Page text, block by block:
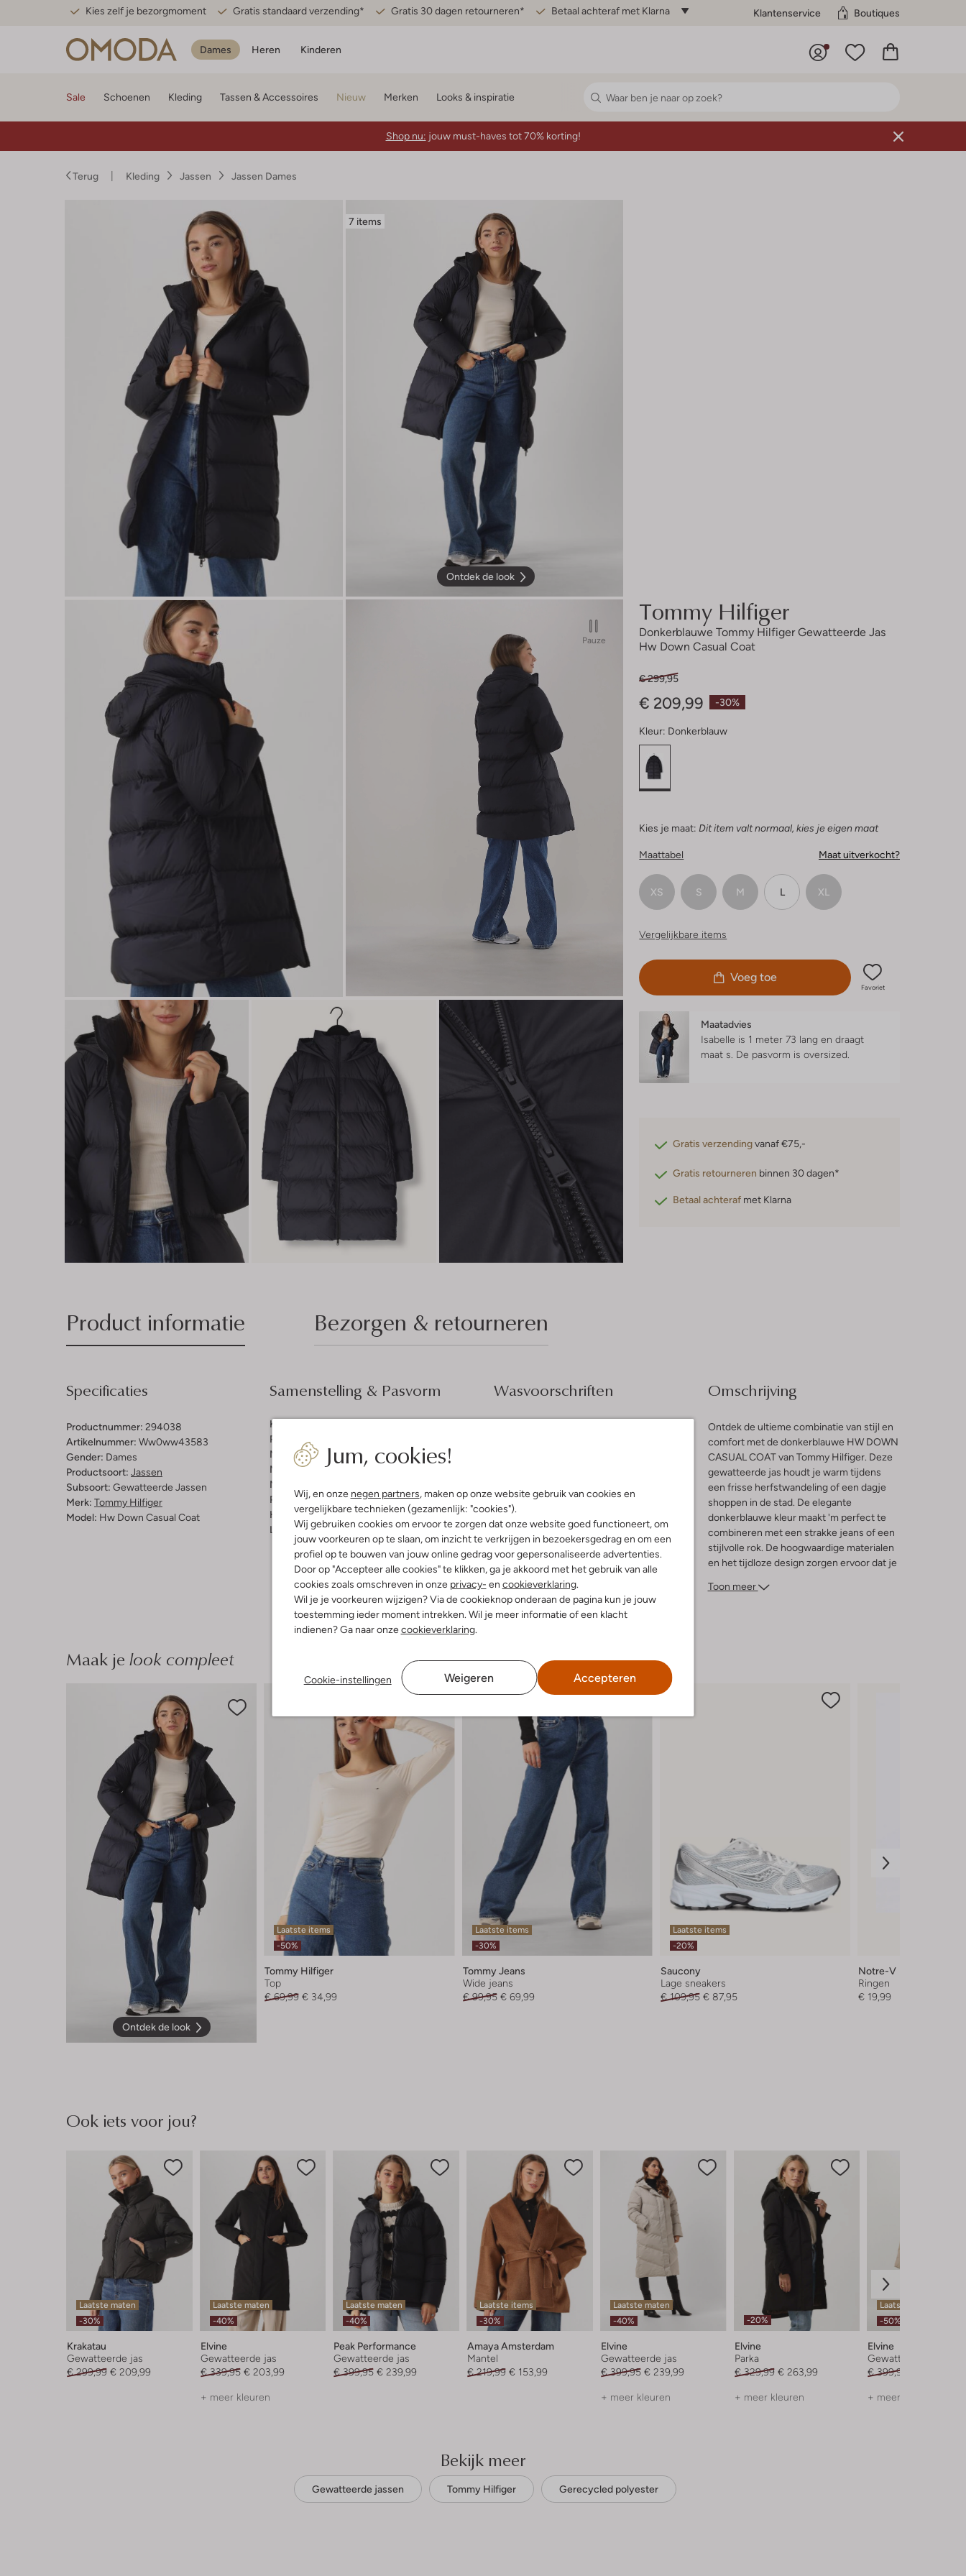
Kies zelf je bezorgmoment Gratis standaard verzending* Gratis 30 dagen retourneren* Betaal achteraf met Klarna Klantenservice Boutiques
Dames Heren Kinderen
Jum, cookies!
Wij, en onze negen partners, maken op onze website gebruik van cookies en
vergelijkbare technieken (gezamenlijk: "cookies").
Wij gebruiken cookies om ervoor te zorgen dat onze website goed functioneert, om
jouw voorkeuren op te slaan, om inzicht te verkrijgen in bezoekersgedrag en om een
profiel op te bouwen van jouw online gedrag voor gepersonaliseerde advertenties.
Door op "Accepteer alle cookies" te klikken, ga je akkoord met het gebruik van alle
cookies zoals omschreven in onze privacy- en cookieverklaring.
Wil je je voorkeuren wijzigen? Via de cookieknop onderaan de pagina kun je jouw
toestemming ieder moment intrekken. Wil je meer informatie of een klacht
indienen? Ga naar onzecookieverklaring.
Cookie-instellingen Weigeren Accepteren
Sale Schoenen Kleding Tassen & Accessoires Nieuw Merken Looks & inspiratie
Shop nu: jouw must-haves tot 70% korting!
Terug Kleding Jassen Jassen Dames
7 items
Ontdek de look
Pauze
Tommy Hilfiger
Donkerblauwe Tommy Hilfiger Gewatteerde Jas
Hw Down Casual Coat
-30%
€ 299,95
€ 209,99
Kleur: Donkerblauw
Kies je maat: Dit item valt normaal, kies je eigen maat
Maattabel Maat uitverkocht?
XS S M L XL
Vergelijkbare items
Voeg toe
Favoriet
Maatadvies
Isabelle is 1 meter 73 lang en draagt
maat s. De pasvorm isoversized
Gratis verzendingvanaf €75,-
Gratis retourneren binnen 30 dagen*
Betaal achteraf met Klarna
Product informatie Bezorgen & retourneren
Specificaties
Productnummer: 294038
Artikelnummer: Ww0ww43583
Gender: Dames
Productsoort: Jassen
Subsoort: Gewatteerde Jassen
Merk: Tommy Hilfiger
Model: Hw Down Casual Coat
Samenstelling & Pasvorm
Kleur:
Patroon:
Materiaal binnenkant:
Polyester
Materiaal:
Gerecycled Polyester
Materiaalpercentages:
Pasvorm: Oversized
Halslijn: Capuchon
Lengte: Lang
Wasvoorschriften
Niet chemisch reinigen
Omschrijving
Ontdek de ultieme combinatie van stijl en
comfort met de donkerblauwe HW DOWN
CASUAL COAT van Tommy Hilfiger. Deze
gewatteerde jas houdt je warm tijdens
een frisse herfstwandeling of een dagje
shoppen in de stad. De elegante
donkerblauwe kleur maakt 'm perfect te
combineren met een strakke jeans of een
stijlvolle rok. De hoogwaardige materialen
en het tijdloze design zorgen ervoor dat je
gelegenheid. Laat de kou je niet
Toon meer
Maak je look compleet
Ontdek de look
Laatste items
-50%
Tommy Hilfiger
Top
€ 69,99 € 34,99
Laatste items
-30%
Tommy Jeans
Wide jeans
€ 99,95 € 69,99
Laatste items
-20%
Saucony
Lage sneakers
€ 109,95 € 87,95
Notre-V
Ringen
€ 19,99
Ook iets voor jou?
Laatste maten
-30%
Krakatau
Gewatteerde jas
€ 299,99 € 209,99
Laatste maten
-40%
Elvine
Gewatteerde jas
€ 339,95 € 203,99
+ meer kleuren
Laatste maten
-40%
Peak Performance
Gewatteerde jas
€ 399,95 € 239,99
Laatste items
-30%
Amaya Amsterdam
Mantel
€ 219,99 € 153,99
Laatste maten
-40%
Elvine
Gewatteerde jas
€ 399,95 € 239,99
+ meer kleuren
-20%
Elvine
Parka
€ 329,99 € 263,99
+ meer kleuren
Laatste item
-50%
Elvine
Gewatteerde jas
€ 399,95
+ meer kleuren
Bekijk meer
Gewatteerde jassen Tommy Hilfiger Gerecycled polyester